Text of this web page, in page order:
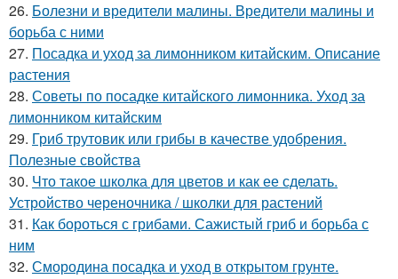
26. Болезни и вредители малины. Вредители малины и
борьба с ними
27. Посадка и уход за лимонником китайским. Описание
растения
28. Советы по посадке китайского лимонника. Уход за
лимонником китайским
29. Гриб трутовик или грибы в качестве удобрения.
Полезные свойства
30. Что такое школка для цветов и как ее сделать.
Устройство череночника / школки для растений
31. Как бороться с грибами. Сажистый гриб и борьба с
ним
32. Смородина посадка и уход в открытом грунте.